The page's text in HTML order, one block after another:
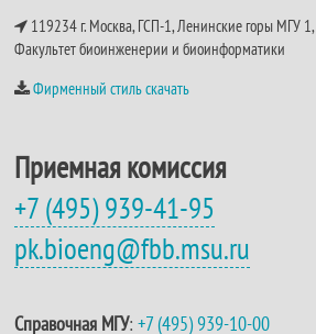
119234 г. Москва, ГСП-1, Ленинские горы МГУ 1,
Факультет биоинженерии и биоинформатики
Фирменный стиль скачать
Приемная комиссия
+7 (495) 939-41-95
pk.bioeng@fbb.msu.ru
Справочная МГУ:+7 (495) 939-10-00